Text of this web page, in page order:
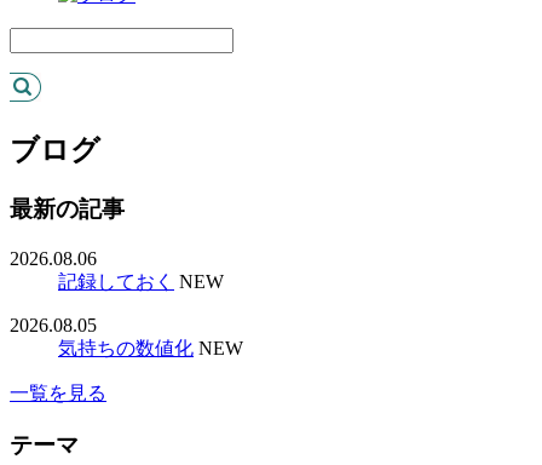
ブログ
最新の記事
2026.08.06
記録しておく NEW
2026.08.05
気持ちの数値化 NEW
一覧を見る
テーマ